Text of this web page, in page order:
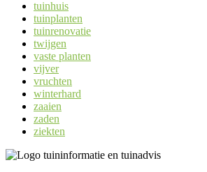
tuinhuis
tuinplanten
tuinrenovatie
twijgen
vaste planten
vijver
vruchten
winterhard
zaaien
zaden
ziekten